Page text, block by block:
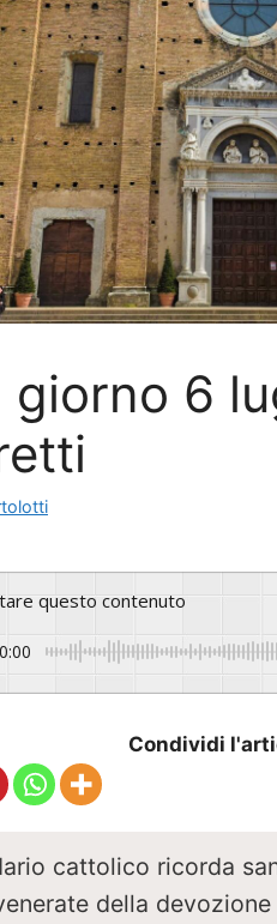
giorno 6
questo contenuto
0:00
Condividi
cattolico ricorda
della